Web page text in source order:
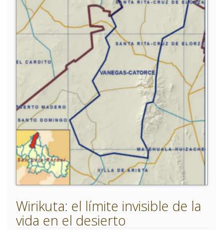
Wirikuta: el límite invisible de la
vida en el desierto